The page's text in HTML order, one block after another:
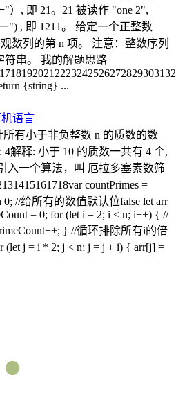
）, 即 21。21 被读作 "one 2",
") , 即 1211。 给定一个正整数
观数列的第 n 项。 注意：整数序列
符串。 我的解题思路
{string} ...
语言
所有小于非负整数 n 的质数的数
4解释: 小于 10 的质数一共有 4 个,
入一个算法，叫 厄拉多塞素数筛
countPrimes =
0; //给所有的数值默认位false let arr
= 0; for (let i = 2; i < n; i++) { //
} //循环排除所有i的倍
j = i * 2; j < n; j = j + i) { arr[j] =